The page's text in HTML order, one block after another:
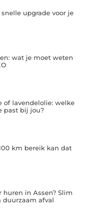
upgrade voor je
wat je moet weten
of lavendelolie: welke
past bij jou?
km bereik kan dat
huren in Assen? Slim
duurzaam afval